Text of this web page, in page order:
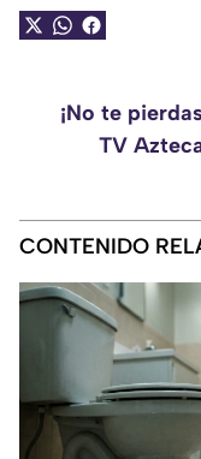
¡No te
TV
CONTENIDO